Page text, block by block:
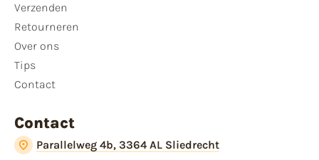
Verzenden
Retourneren
Over ons
Tips
Contact
Contact
Parallelweg 4b, 3364 AL Sliedrecht